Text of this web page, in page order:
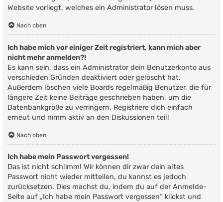
Website vorliegt, welches ein Administrator lösen muss.
Nach oben
Ich habe mich vor einiger Zeit registriert, kann mich aber
nicht mehr anmelden?!
Es kann sein, dass ein Administrator dein Benutzerkonto aus
verschieden Gründen deaktiviert oder gelöscht hat.
Außerdem löschen viele Boards regelmäßig Benutzer, die für
längere Zeit keine Beiträge geschrieben haben, um die
Datenbankgröße zu verringern. Registriere dich einfach
erneut und nimm aktiv an den Diskussionen teil!
Nach oben
Ich habe mein Passwort vergessen!
Das ist nicht schlimm! Wir können dir zwar dein altes
Passwort nicht wieder mitteilen, du kannst es jedoch
zurücksetzen. Dies machst du, indem du auf der Anmelde-
Seite auf „Ich habe mein Passwort vergessen“ klickst und